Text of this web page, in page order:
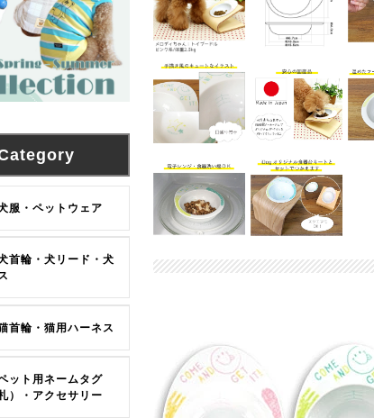
服・ペットウェア
首輪・犬リード・犬
首輪・猫用ハーネス
ット用ネームタグ
）・アクセサリー